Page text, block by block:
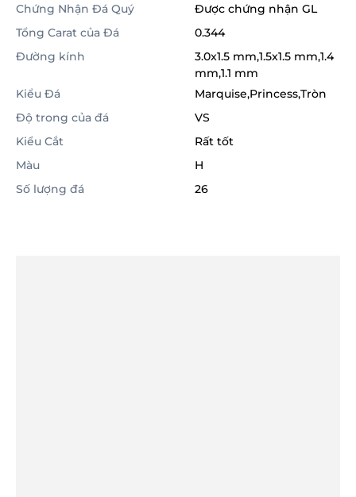
Chứng Nhận Đá Quý
Được chứng nhận GL
Tổng Carat của Đá
0.344
Đường kính
3.0x1.5 mm,1.5x1.5 mm,1.4
mm,1.1 mm
Kiểu Đá
Marquise,Princess,Tròn
Độ trong của đá
VS
Kiểu Cắt
Rất tốt
Màu
H
Số lượng đá
26